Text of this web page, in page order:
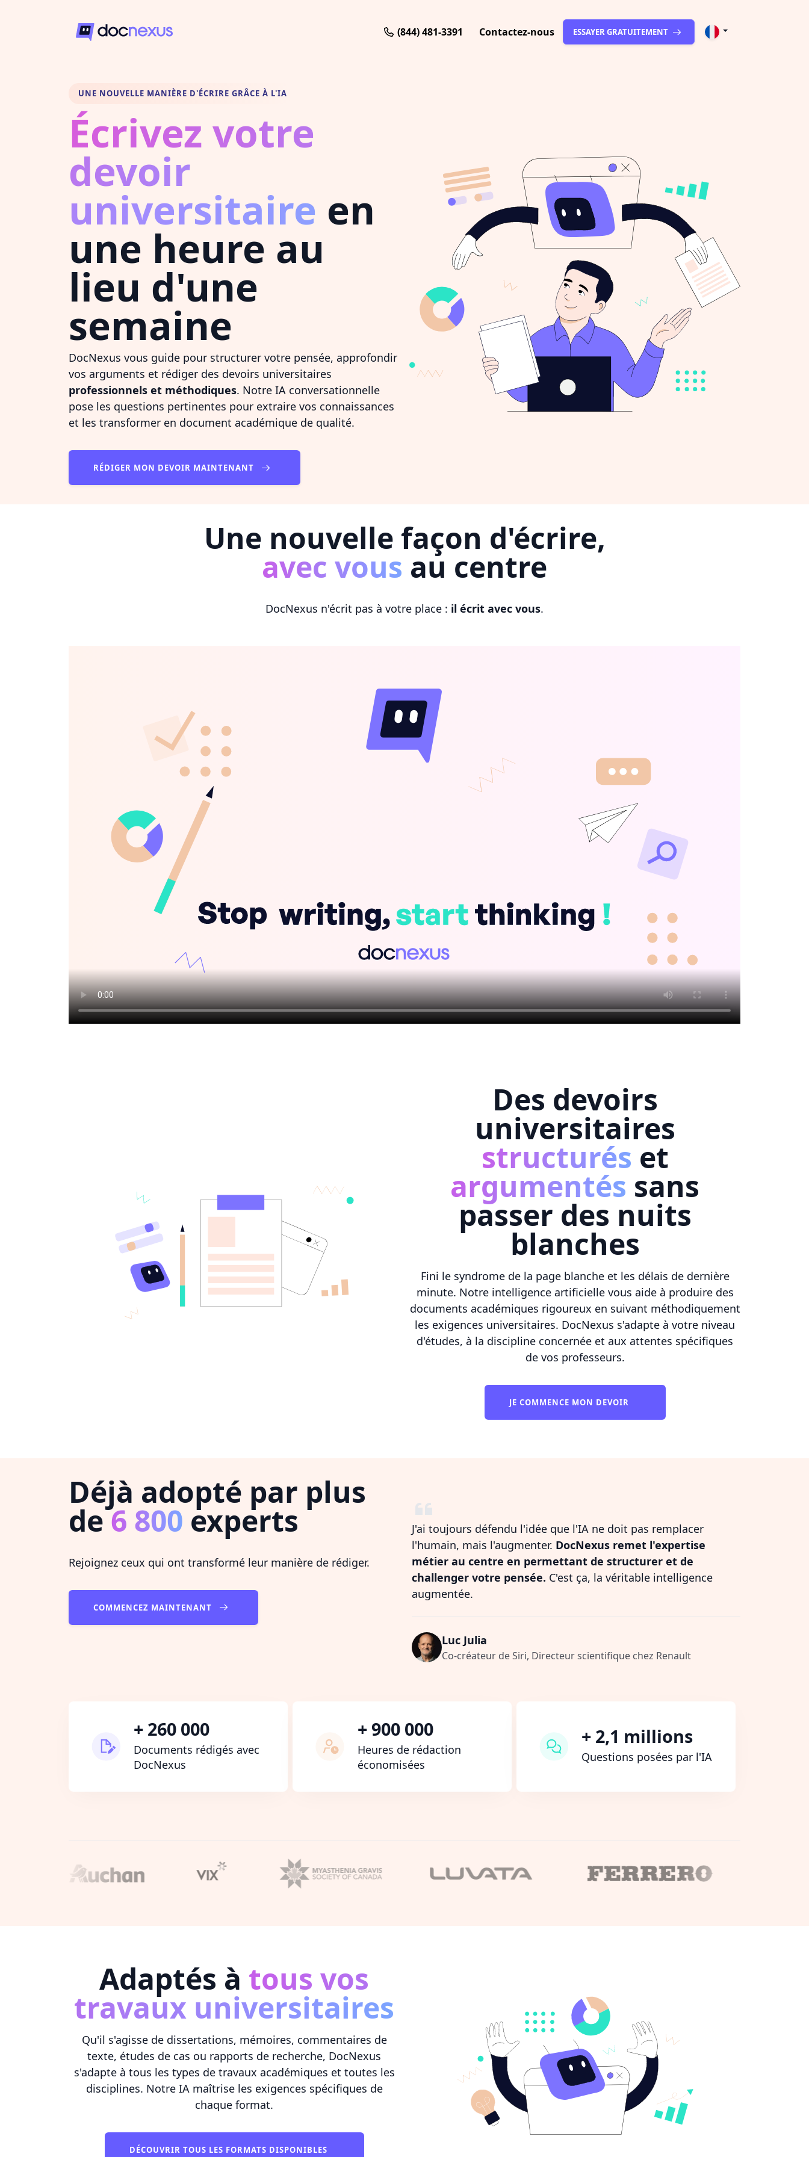
(844) 481-3391 Contactez-nous ESSAYER GRATUITEMENT
UNE NOUVELLE MANIÈRE D'ÉCRIRE GRÂCE À L'IA
Écrivez votre
devoir
universitaire en
une heure au
lieu d'une
semaine
DocNexus vous guide pour structurer votre pensée, approfondir
vos arguments et rédiger des devoirs universitaires
professionnels et méthodiques. Notre IA conversationnelle
pose les questions pertinentes pour extraire vos connaissances
et les transformer en document académique de qualité.
RÉDIGER MON DEVOIR MAINTENANT
Une nouvelle façon d'écrire,
avec vous au centre
DocNexus n'écrit pas à votre place : il écrit avec vous.
Des devoirs
universitaires
structurés et
argumentés sans
passer des nuits
blanches
Fini le syndrome de la page blanche et les délais de dernière
minute. Notre intelligence artificielle vous aide à produire des
documents académiques rigoureux en suivant méthodiquement
les exigences universitaires. DocNexus s'adapte à votre niveau
d'études, à la discipline concernée et aux attentes spécifiques
de vos professeurs.
JE COMMENCE MON DEVOIR
Déjà adopté par plus
de6 800 experts
Rejoignez ceux qui ont transformé leur manière de rédiger.
COMMENCEZ MAINTENANT
J'ai toujours défendu l'idée que l'IA ne doit pas remplacer
l'humain, mais l'augmenter. DocNexus remet l'expertise
métier au centre en permettant de structurer et de
challenger votre pensée. C'est ça, la véritable intelligence
augmentée.
Luc Julia
Co-créateur de Siri, Directeur scientifique chez Renault
+ 260 000
Documents rédigés avec
DocNexus
+ 900 000
Heures de rédaction
économisées
+ 2,1 millions
Questions posées par l'IA
Adaptés à tous vos
travaux universitaires
Qu'il s'agisse de dissertations, mémoires, commentaires de
texte, études de cas ou rapports de recherche, DocNexus
s'adapte à tous les types de travaux académiques et toutes les
disciplines. Notre IA maîtrise les exigences spécifiques de
chaque format.
DÉCOUVRIR TOUS LES FORMATS DISPONIBLES